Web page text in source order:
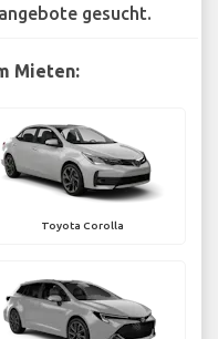
gesucht.
Mieten:
Toyota Corolla